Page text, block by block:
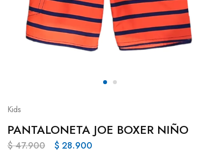
Kids
PANTALONETA JOE BOXER NIÑO
$47.900 $ 28.900